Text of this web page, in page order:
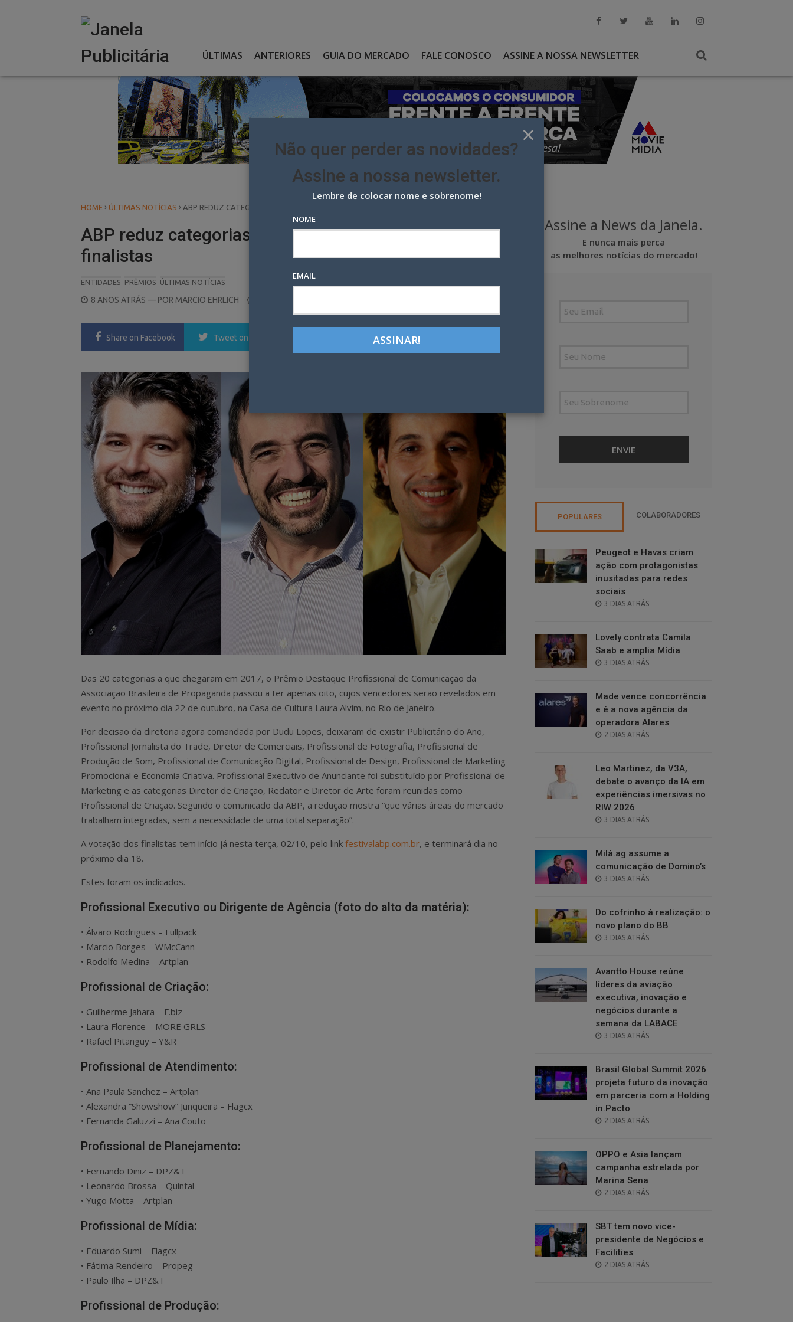
ÚLTIMAS ANTERIORES GUIA DO MERCADO FALE CONOSCO ASSINE A NOSSA NEWSLETTER
HOME › ÚLTIMAS NOTÍCIAS › ABP REDUZ CATEGORIAS DOS DESTAQUES DO ANO E REVELA FINALISTAS
ABP reduz categorias dos Destaques do Ano e revela
finalistas
ENTIDADES PRÊMIOS ÚLTIMAS NOTÍCIAS
POSTED
8 ANOS ATRÁS — POR MARCIO EHRLICH
Share on Facebook Tweet on Twitter LinkedIn Pinterest
Das 20 categorias a que chegaram em 2017, o Prêmio Destaque Profissional de Comunicação da
Associação Brasileira de Propaganda passou a ter apenas oito, cujos vencedores serão revelados em
evento no próximo dia 22 de outubro, na Casa de Cultura Laura Alvim, no Rio de Janeiro.
Por decisão da diretoria agora comandada por Dudu Lopes, deixaram de existir Publicitário do Ano,
Profissional Jornalista do Trade, Diretor de Comerciais, Profissional de Fotografia, Profissional de
Produção de Som, Profissional de Comunicação Digital, Profissional de Design, Profissional de Marketing
Promocional e Economia Criativa. Profissional Executivo de Anunciante foi substituído por Profissional de
Marketing e as categorias Diretor de Criação, Redator e Diretor de Arte foram reunidas como
Profissional de Criação. Segundo o comunicado da ABP, a redução mostra “que várias áreas do mercado
trabalham integradas, sem a necessidade de uma total separação”.
A votação dos finalistas tem início já nesta terça, 02/10, pelo link festivalabp.com.br, e terminará dia no
próximo dia 18.
Estes foram os indicados.
Profissional Executivo ou Dirigente de Agência (foto do alto da matéria):
• Álvaro Rodrigues – Fullpack
• Marcio Borges – WMcCann
• Rodolfo Medina – Artplan
Profissional de Criação:
• Guilherme Jahara – F.biz
• Laura Florence – MORE GRLS
• Rafael Pitanguy – Y&R
Profissional de Atendimento:
• Ana Paula Sanchez – Artplan
• Alexandra “Showshow” Junqueira – Flagcx
• Fernanda Galuzzi – Ana Couto
Profissional de Planejamento:
• Fernando Diniz – DPZ&T
• Leonardo Brossa – Quintal
• Yugo Motta – Artplan
Profissional de Mídia:
• Eduardo Sumi – Flagcx
• Fátima Rendeiro – Propeg
• Paulo Ilha – DPZ&T
Profissional de Produção:
Assine a News da Janela.
E nunca mais perca
as melhores notícias do mercado!
POPULARES COLABORADORES
Peugeot e Havas criam
ação com protagonistas
inusitadas para redes
sociais
POSTED
3 DIAS ATRÁS
Lovely contrata Camila
Saab e amplia Mídia
POSTED
3 DIAS ATRÁS
Made vence concorrência
e é a nova agência da
operadora Alares
POSTED
2 DIAS ATRÁS
Leo Martinez, da V3A,
debate o avanço da IA em
experiências imersivas no
RIW 2026
POSTED
3 DIAS ATRÁS
Milà.ag assume a
comunicação de Domino’s
POSTED
3 DIAS ATRÁS
Do cofrinho à realização: o
novo plano do BB
POSTED
3 DIAS ATRÁS
Avantto House reúne
líderes da aviação
executiva, inovação e
negócios durante a
semana da LABACE
POSTED
3 DIAS ATRÁS
Brasil Global Summit 2026
projeta futuro da inovação
em parceria com a Holding
in.Pacto
POSTED
2 DIAS ATRÁS
OPPO e Asia lançam
campanha estrelada por
Marina Sena
POSTED
2 DIAS ATRÁS
SBT tem novo vice-
presidente de Negócios e
Facilities
POSTED
2 DIAS ATRÁS
×
Não quer perder as novidades?
Assine a nossa newsletter.
Lembre de colocar nome e sobrenome!
NOME
EMAIL